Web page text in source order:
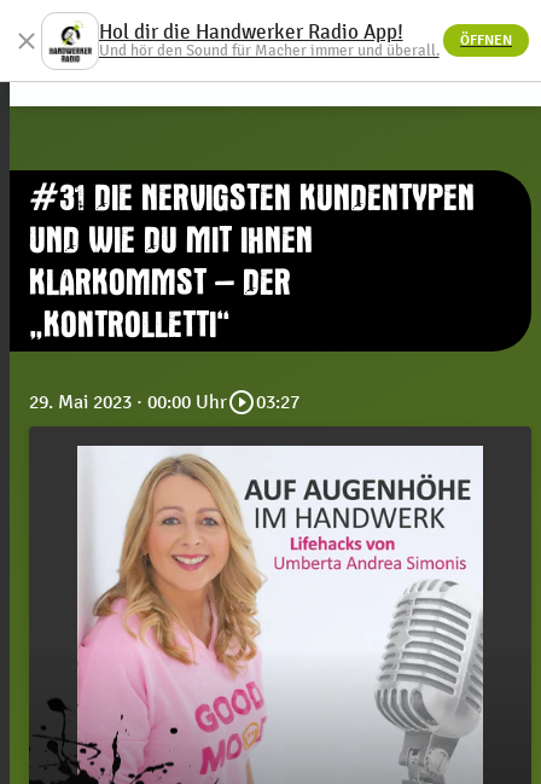
menu
#31 DIE NERVIGSTEN KUNDENTYPEN
UND WIE DU MIT IHNEN
KLARKOMMST – DER
„KONTROLLETTI“
29. Mai 2023 · 00:00 Uhrplay_circle_outline03:27
close Hol dir die Handwerker Radio App!
Und hör den Sound für Macher immer und überall.
ÖFFNEN